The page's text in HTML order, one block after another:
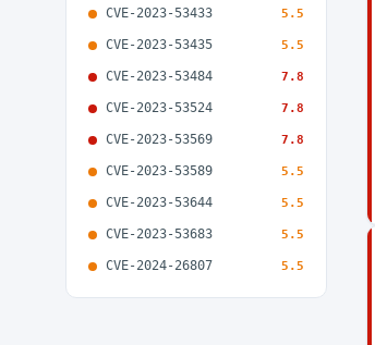
CVE-2023-53433 5.5
CVE-2023-53435 5.5
CVE-2023-53484 7.8
CVE-2023-53524 7.8
CVE-2023-53569 7.8
CVE-2023-53589 5.5
CVE-2023-53644 5.5
CVE-2023-53683 5.5
CVE-2024-26807 5.5